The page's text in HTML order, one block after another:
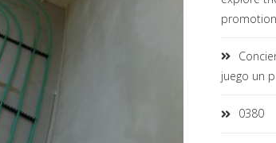
juego un
0380